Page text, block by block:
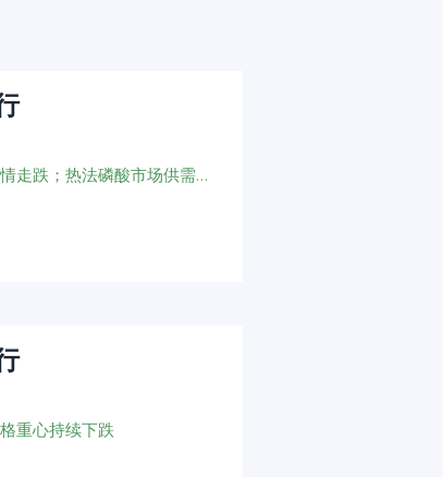
磷矿石市场交投一般；黄磷市场推涨气氛浓厚；硫酸多地行情走跌；热法磷酸市场供需僵持；湿法净化磷酸量价齐跌；磷铵价格涨跌两难；氟化氢供应量小幅收缩
重心持续下跌